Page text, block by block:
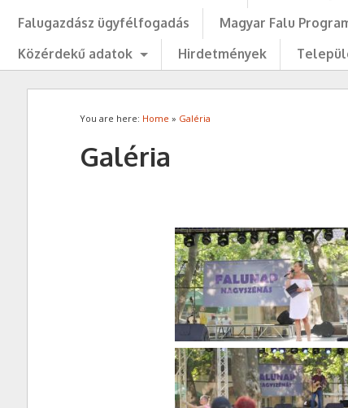
Falugazdász ügyfélfogadás
Magyar Falu
Közérdekű adatok
Hirdetmények
You are here: Home » Galéria
Galéria